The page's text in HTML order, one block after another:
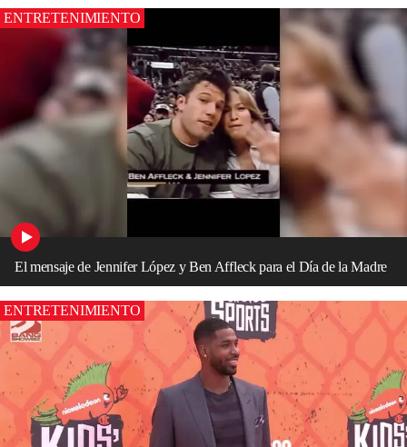
ENTRETENIMIENTO
El mensaje de Jennifer López y Ben Affleck para el Día de la Madre
ENTRETENIMIENTO